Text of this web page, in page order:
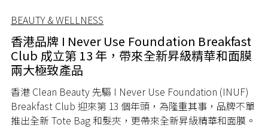
BEAUTY & WELLNESS
香港品牌 I Never Use Foundation Breakfast
Club 成立第 13 年，帶來全新昇級精華和面膜
兩大極致產品
香港 Clean Beauty 先驅 I Never Use Foundation (INUF)
Breakfast Club 迎來第 13 個年頭，為隆重其事，品牌不單
推出全新 Tote Bag 和髮夾，更帶來全新昇級精華和面膜。